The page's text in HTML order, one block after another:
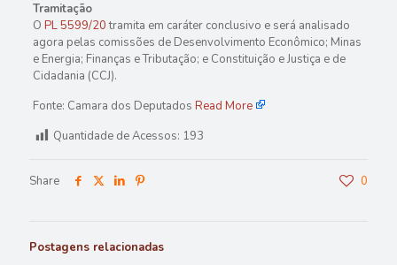
Tramitação
O PL 5599/20tramita em caráter conclusivo e será analisado
agora pelas comissões de Desenvolvimento Econômico; Minas
e Energia; Finanças e Tributação; e Constituição e Justiça e de
Cidadania (CCJ).
Fonte: Camara dos Deputados Read More
Quantidade de Acessos: 193
Share 0
Postagens relacionadas